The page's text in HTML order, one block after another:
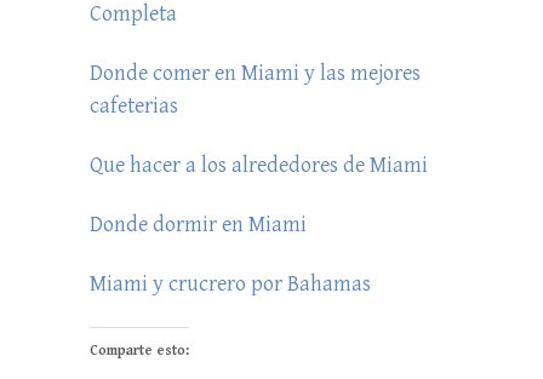
Completa
Donde comer en Miami y las mejores
cafeterias
Que hacer a los alrededores de Miami
Donde dormir en Miami
Miami y crucrero por Bahamas
Comparte esto: